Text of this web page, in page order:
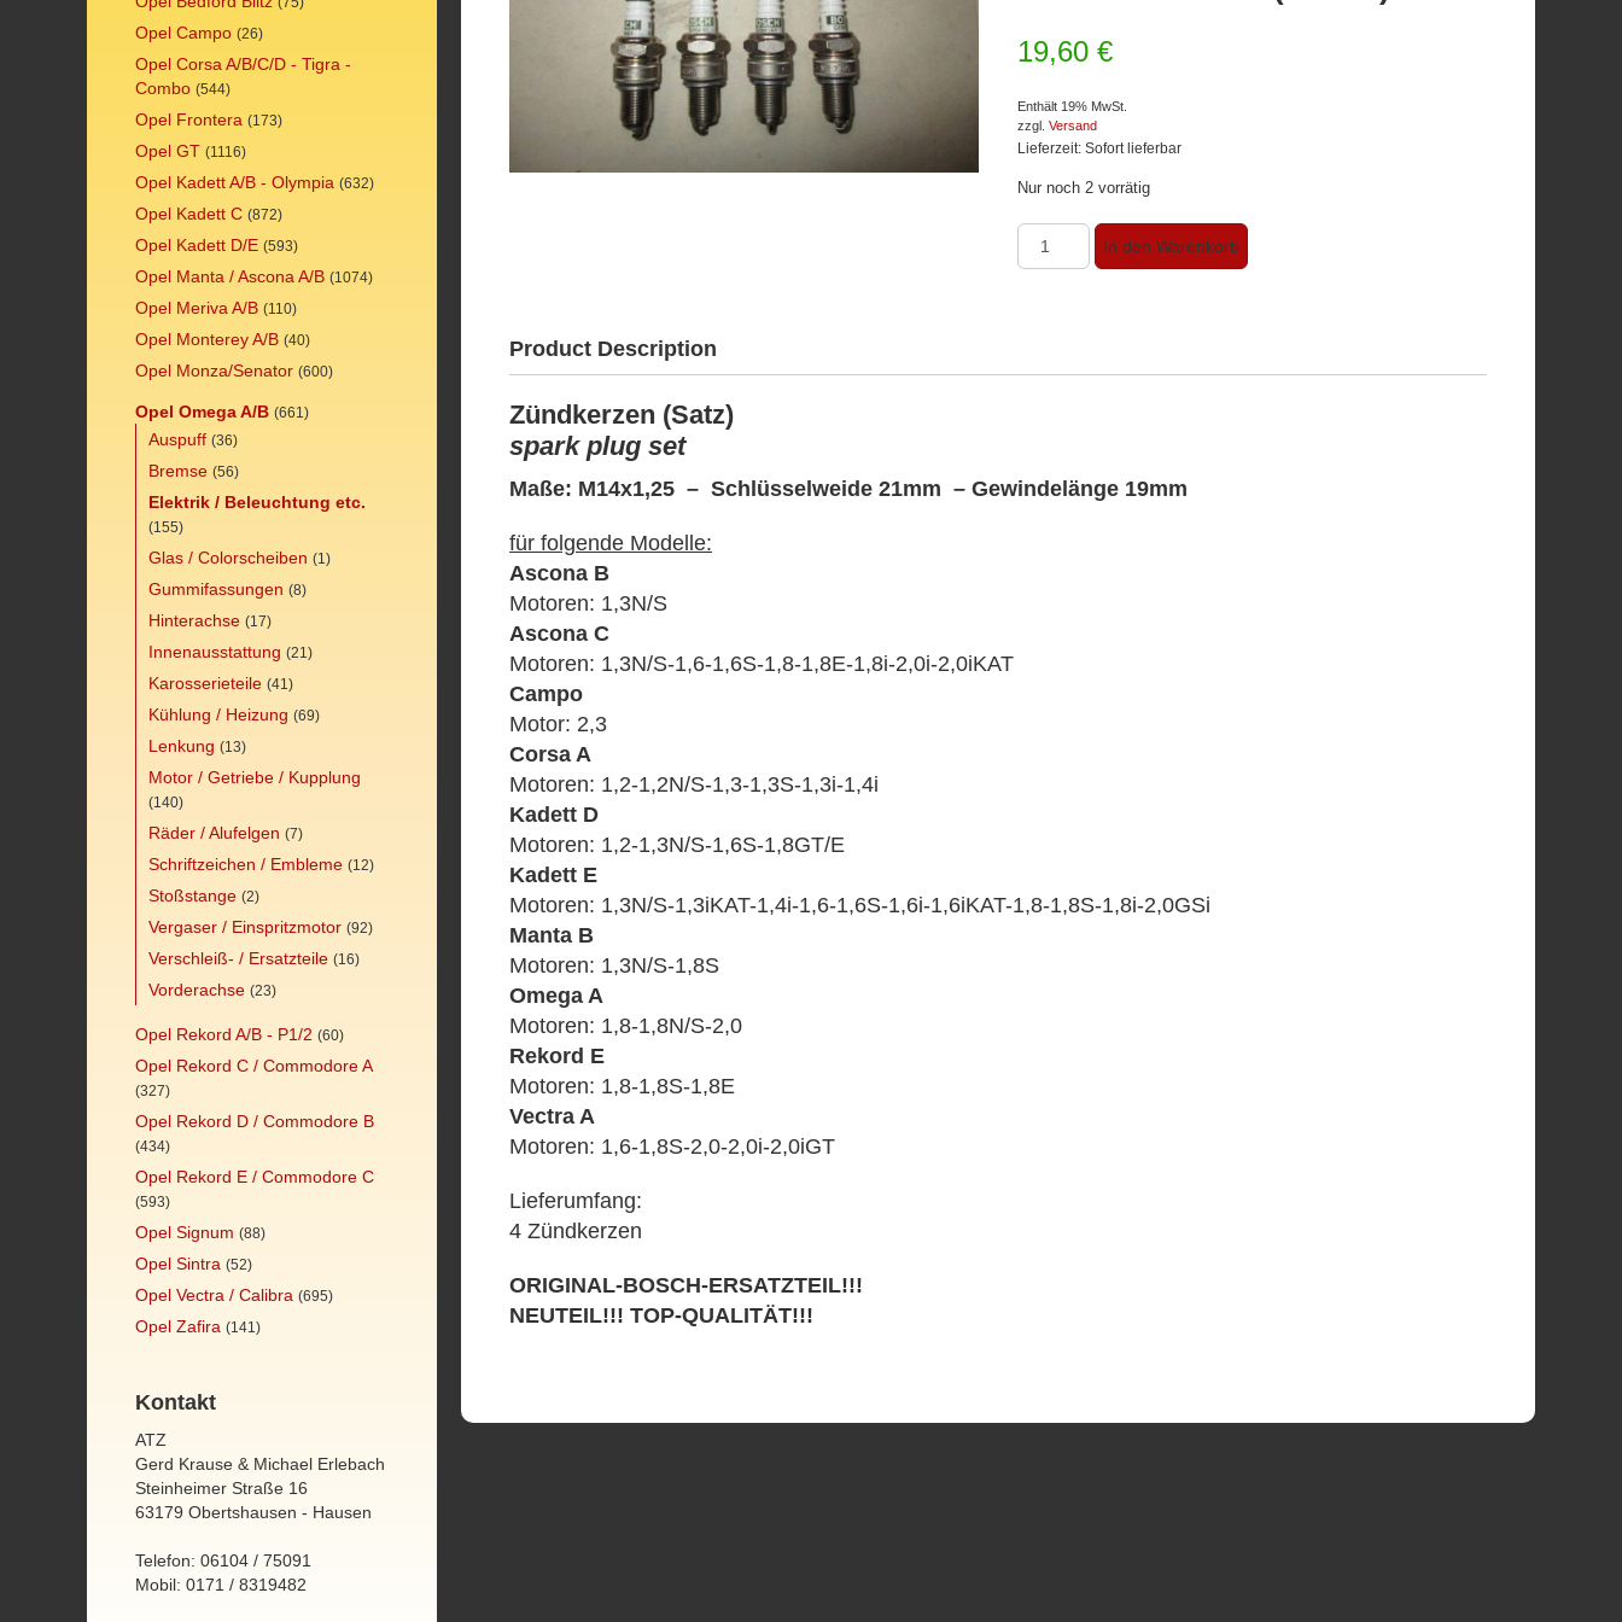
Opel Campo (26)
Opel Corsa A/B/C/D - Tigra -
Combo (544)
Opel Frontera (173)
Opel GT (1116)
Opel Kadett A/B - Olympia (632)
Opel Kadett C (872)
Opel Kadett D/E (593)
Opel Manta / Ascona A/B (1074)
Opel Meriva A/B (110)
Opel Monterey A/B (40)
Opel Monza/Senator (600)
Opel Omega A/B (661)
Auspuff (36)
Bremse (56)
Elektrik / Beleuchtung etc.
(155)
Glas / Colorscheiben (1)
Gummifassungen (8)
Hinterachse (17)
Innenausstattung (21)
Karosserieteile (41)
Kühlung / Heizung (69)
Lenkung (13)
Motor / Getriebe / Kupplung
(140)
Räder / Alufelgen (7)
Schriftzeichen / Embleme (12)
Stoßstange (2)
Vergaser / Einspritzmotor (92)
Verschleiß- / Ersatzteile (16)
Vorderachse (23)
Opel Rekord A/B - P1/2 (60)
Opel Rekord C / Commodore A
(327)
Opel Rekord D / Commodore B
(434)
Opel Rekord E / Commodore C
(593)
Opel Signum (88)
Opel Sintra (52)
Opel Vectra / Calibra (695)
Opel Zafira (141)
Kontakt
ATZ
Gerd Krause & Michael Erlebach
Steinheimer Straße 16
63179 Obertshausen - Hausen
Telefon: 06104 / 75091
Mobil: 0171 / 8319482
19,60€
Enthält 19% MwSt.
zzgl.Versand
Lieferzeit: Sofort lieferbar
Nur noch 2 vorrätig
Opel
Ascona
Corsa
Manta
-
In den Warenkorb
Product Description
Zündkerzen (Satz)
spark plug set
Maße: M14x1,25 – Schlüsselweide 21mm – Gewindelänge 19mm
für folgende Modelle:
Ascona B
Motoren: 1,3N/S
Ascona C
Motoren: 1,3N/S-1,6-1,6S-1,8-1,8E-1,8i-2,0i-2,0iKAT
Campo
Motor: 2,3
Corsa A
Motoren: 1,2-1,2N/S-1,3-1,3S-1,3i-1,4i
Kadett D
Motoren: 1,2-1,3N/S-1,6S-1,8GT/E
Kadett E
Motoren: 1,3N/S-1,3iKAT-1,4i-1,6-1,6S-1,6i-1,6iKAT-1,8-1,8S-1,8i-2,0GSi
Manta B
Motoren: 1,3N/S-1,8S
Omega A
Motoren: 1,8-1,8N/S-2,0
Rekord E
Motoren: 1,8-1,8S-1,8E
Vectra A
Motoren: 1,6-1,8S-2,0-2,0i-2,0iGT
Lieferumfang:
4 Zündkerzen
ORIGINAL-BOSCH-ERSATZTEIL!!!
NEUTEIL!!! TOP-QUALITÄT!!!